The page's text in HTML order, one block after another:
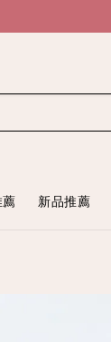
薦 新品推薦